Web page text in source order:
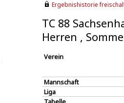
Ergebnishistorie
TC 88
Herren ,
Verein
Mannschaft
Liga